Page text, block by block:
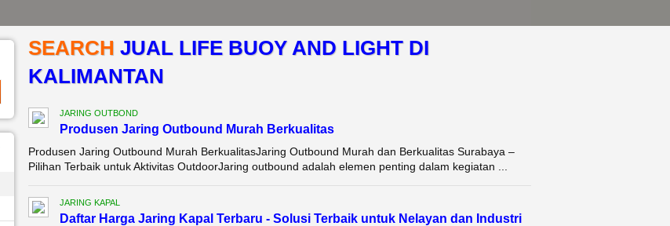
SEARCH JUAL LIFE BUOY AND LIGHT DI
KALIMANTAN
JARING OUTBOND
Produsen Jaring Outbound Murah Berkualitas
Produsen Jaring Outbound Murah BerkualitasJaring Outbound Murah dan Berkualitas Surabaya –
Pilihan Terbaik untuk Aktivitas OutdoorJaring outbound adalah elemen penting dalam kegiatan ...
JARING KAPAL
Daftar Harga Jaring Kapal Terbaru - Solusi Terbaik untuk Nelayan dan Industri